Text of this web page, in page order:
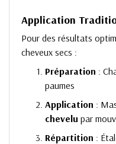
Application
Pour des résultats
cheveux secs :
Préparation :
paumes
Application :
chevelu par
Répartition :